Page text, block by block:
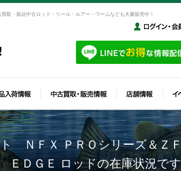
取・新品中古ロッド・リール・ルアー・ワームなども大量販売中！
ＮＦＸ ＰＲＯシリーズ＆Ｚ
ＤＧＥ ロッドの在庫状況で